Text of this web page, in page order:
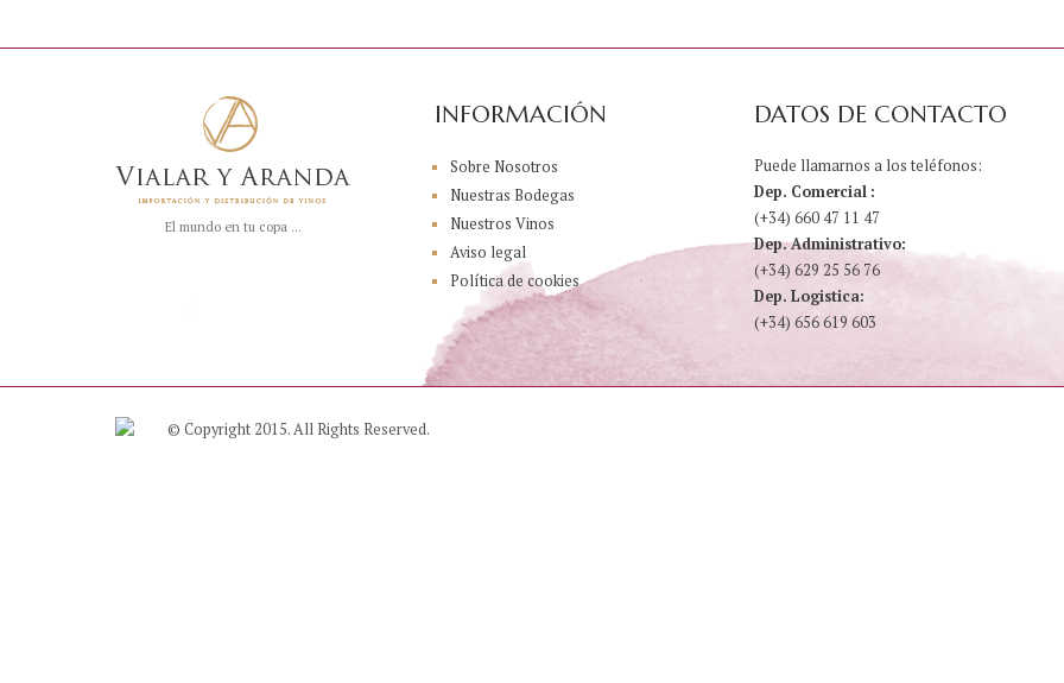
El mundo en tu copa ...
INFORMACIÓN
Sobre Nosotros
Nuestras Bodegas
Nuestros Vinos
Aviso legal
Política de cookies
DATOS DE CONTACTO
Puede llamarnos a los teléfonos:
Dep. Comercial :
(+34) 660 47 11 47
Dep. Administrativo:
(+34) 629 25 56 76
Dep. Logistica:
(+34) 656 619 603
© Copyright 2015. All Rights Reserved.